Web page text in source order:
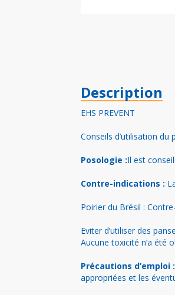
Description
EHS PREVENT
Conseils d’utilisation du
Posologie :Il est
Contre-indications :
Poirier du Brésil :
Eviter d’utiliser des
Aucune toxicité n’a été
Précautions d’emploi :
appropriées et les